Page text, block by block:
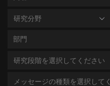
研究分野
研究段階を選択してください
メッセージの種類を選択して